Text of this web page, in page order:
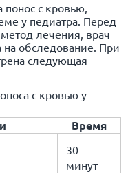
понос с кровью,
у педиатра. Перед
лечения, врач
на обследование. При
следующая
с кровью у
Время
30
минут